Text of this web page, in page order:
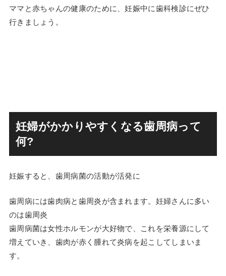
ママと赤ちゃんの健康のために、妊娠中に歯科検診にぜひ
行きましょう。
妊婦がかかりやすくなる歯周病って
何?
妊娠すると、歯周病菌の活動が活発に
歯周病には歯肉病と歯周炎が含まれます。妊婦さんに多い
のは歯周炎
歯周病菌は女性ホルモンが大好物で、これを栄養源にして
増えていき、歯肉が赤く腫れて炎病を起こしてしまいま
す。